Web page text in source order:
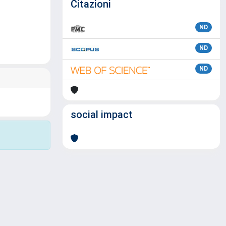
Citazioni
ND
ND
ND
social impact